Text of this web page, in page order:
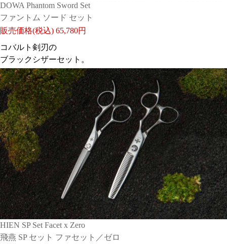
DOWA Phantom Sword Set
ファントム ソード セット
販売価格(税込) 65,780円
コバルト剣刃の
ブラックシザーセット。
HIEN SP Set Facet x Zero
飛燕 SP セット ファセット／ゼロ